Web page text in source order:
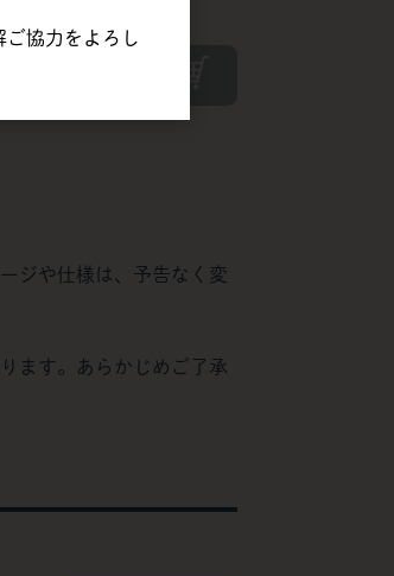
ジや仕様は、予告なく変
ます。あらかじめご了承
協力をよろし